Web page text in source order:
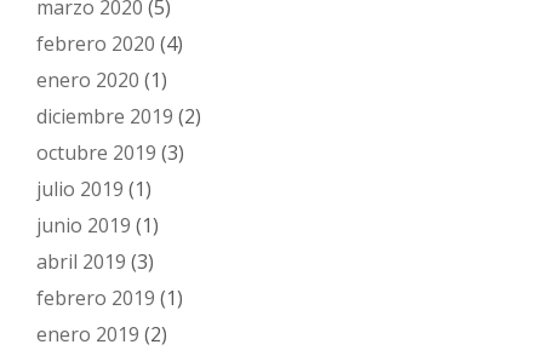
marzo 2020 (5)
febrero 2020 (4)
enero 2020 (1)
diciembre 2019 (2)
octubre 2019 (3)
julio 2019 (1)
junio 2019 (1)
abril 2019 (3)
febrero 2019 (1)
enero 2019 (2)